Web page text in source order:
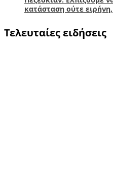
κατάσταση ούτε
Τελευταίες ειδήσεις